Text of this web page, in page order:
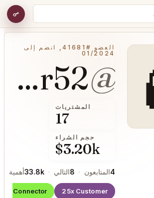
العضو #41681, انضم إلى
01/2024
@
CompactWater52
المشتريات
17
حجم الشراء
$3.20k
4المتابعون ·
8التالي ·
33.8k أهمية
25x Customer
Connector